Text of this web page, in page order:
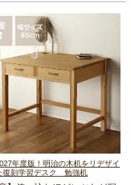
年度版！ 明治の木机をリデザイ
復刻学習デスク 勉強机